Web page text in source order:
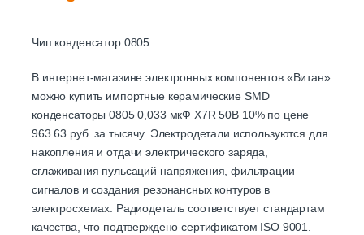
Чип конденсатор 0805
В интернет-магазине электронных компонентов «Витан»
можно купить импортные керамические SMD
конденсаторы 0805 0,033 мкФ X7R 50В 10% по цене
963.63 руб. за тысячу. Электродетали используются для
накопления и отдачи электрического заряда,
сглаживания пульсаций напряжения, фильтрации
сигналов и создания резонансных контуров в
электросхемах. Радиодеталь соответствует стандартам
качества, что подтверждено сертификатом ISO 9001.